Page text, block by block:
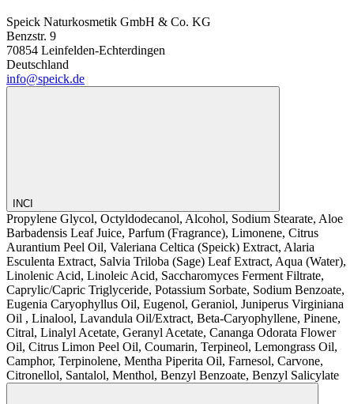
Speick Naturkosmetik GmbH & Co. KG
Benzstr. 9
70854 Leinfelden-Echterdingen
Deutschland
info@speick.de
INCI
Propylene Glycol, Octyldodecanol, Alcohol, Sodium Stearate, Aloe
Barbadensis Leaf Juice, Parfum (Fragrance), Limonene, Citrus
Aurantium Peel Oil, Valeriana Celtica (Speick) Extract, Alaria
Esculenta Extract, Salvia Triloba (Sage) Leaf Extract, Aqua (Water),
Linolenic Acid, Linoleic Acid, Saccharomyces Ferment Filtrate,
Caprylic/Capric Triglyceride, Potassium Sorbate, Sodium Benzoate,
Eugenia Caryophyllus Oil, Eugenol, Geraniol, Juniperus Virginiana
Oil , Linalool, Lavandula Oil/Extract, Beta-Caryophyllene, Pinene,
Citral, Linalyl Acetate, Geranyl Acetate, Cananga Odorata Flower
Oil, Citrus Limon Peel Oil, Coumarin, Terpineol, Lemongrass Oil,
Camphor, Terpinolene, Mentha Piperita Oil, Farnesol, Carvone,
Citronellol, Santalol, Menthol, Benzyl Benzoate, Benzyl Salicylate